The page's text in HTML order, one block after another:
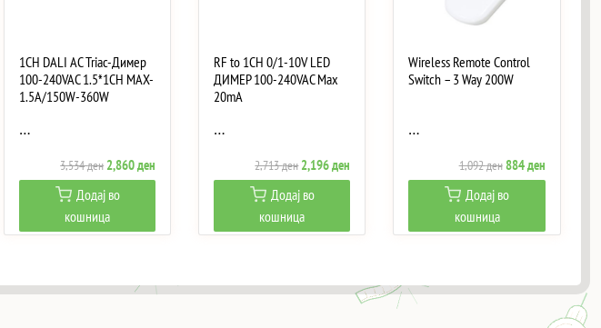
1CH DALI AC Triac-Димер
100-240VAC 1.5*1CH MAX-
1.5A/150W-360W
…
3,534ден Original
price
was:
3,534 ден.
2,860ден
price
Додај во
кошница
RF to 1CH 0/1-10V LED
ДИМЕР 100-240VAC Max
20mA
…
2,713денOriginal
price
was:
2,713 ден.
2,196ден
price
Додај во
кошница
Wireless Remote Control
Switch – 3 Way 200W
…
1,092денOriginal
price
was:
884денCurrent
price
Додај во
кошница